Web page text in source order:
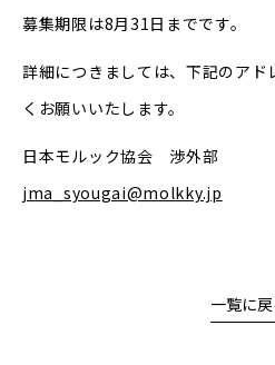
募集期限は8月31日までです。
詳細につきましては、下記のアド
くお願いいたします。
日本モルック協会 渉外部
jma_syougai@molkky.jp
一覧に戻